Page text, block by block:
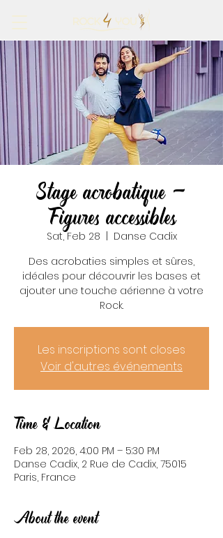
Stage acrobatique -
Figures accessibles
Sat, Feb 28
Danse Cadix
Des acrobaties simples et sûres,
idéales pour découvrir les bases et
ajouter une touche aérienne à votre
Rock.
Les inscriptions sont closes
Voir d'autres événements
Time & Location
Feb 28, 2026, 4:00 PM – 5:30 PM
Danse Cadix, 2 Rue de Cadix, 75015
Paris, France
About the event